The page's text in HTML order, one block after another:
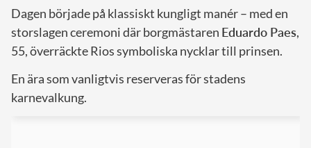
Dagen började på klassiskt kungligt manér – med en
storslagen ceremoni där borgmästaren Eduardo Paes,
55, överräckte Rios symboliska nycklar till prinsen.
En ära som vanligtvis reserveras för stadens
karnevalkung.